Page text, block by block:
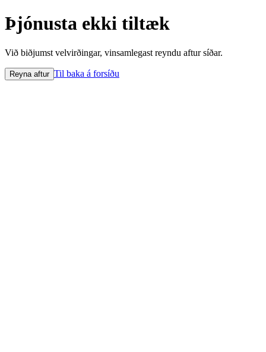
Þjónusta ekki tiltæk
Við biðjumst velvirðingar, vinsamlegast reyndu aftur síðar.
Reyna aftur Til baka á forsíðu